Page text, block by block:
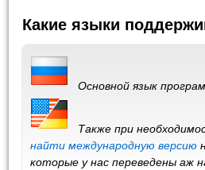
Какие языки
Основной язык
Также при
найти международную версию
которые у нас переведены аж